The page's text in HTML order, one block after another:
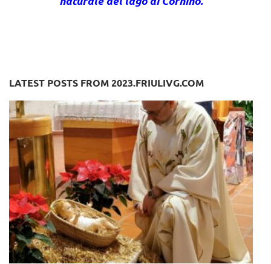
LATEST POSTS FROM 2023.FRIULIVG.COM